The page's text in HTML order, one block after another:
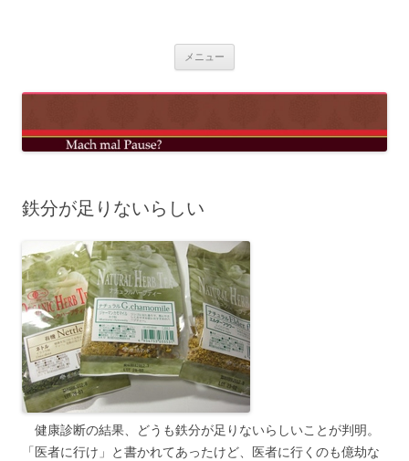
キ
メニュー
鉄分が足りないらしい
健康診断の結果、どうも鉄分が足りないらしいことが判明。
「医者に行け」と書かれてあったけど、医者に行くのも億劫な